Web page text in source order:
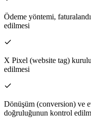
Ödeme yöntemi,
edilmesi
X Pixel (website tag)
edilmesi
Dönüşüm (conversion) ve
doğruluğunun kontrol